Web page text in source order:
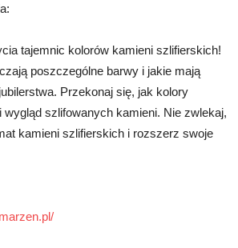
tajemnic kolorów kamieni szlifierskich!
poszczególne barwy i jakie mają
Przekonaj się, jak kolory
wygląd szlifowanych kamieni. Nie zwlekaj,
kamieni szlifierskich i rozszerz swoje